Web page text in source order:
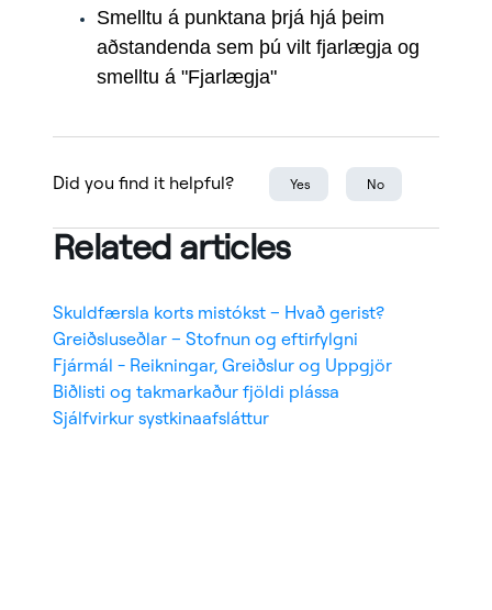
Smelltu á punktana þrjá hjá þeim
aðstandenda sem þú vilt fjarlægja og
smelltu á "Fjarlægja"
Did you find it helpful? Yes No
Related articles
Skuldfærsla korts mistókst – Hvað gerist?
Greiðsluseðlar – Stofnun og eftirfylgni
Fjármál - Reikningar, Greiðslur og Uppgjör
Biðlisti og takmarkaður fjöldi plássa
Sjálfvirkur systkinaafsláttur